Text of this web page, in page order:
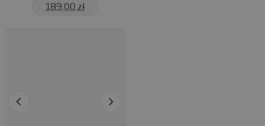
189,00 zł